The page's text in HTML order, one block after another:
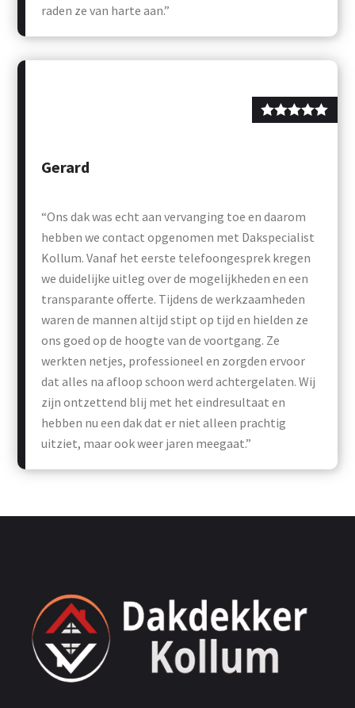
raden ze van harte aan.”
“Ons dak was echt aan vervanging toe en daarom
hebben we contact opgenomen met Dakspecialist
Kollum. Vanaf het eerste telefoongesprek kregen
we duidelijke uitleg over de mogelijkheden en een
transparante offerte. Tijdens de werkzaamheden
waren de mannen altijd stipt op tijd en hielden ze
ons goed op de hoogte van de voortgang. Ze
werkten netjes, professioneel en zorgden ervoor
dat alles na afloop schoon werd achtergelaten. Wij
zijn ontzettend blij met het eindresultaat en
hebben nu een dak dat er niet alleen prachtig
uitziet, maar ook weer jaren meegaat.”
Gerard